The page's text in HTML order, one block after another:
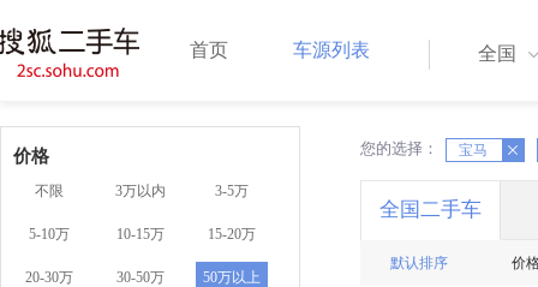
首页 车源列表 全国
价格
不限 3万以内 3-5万
5-10万 10-15万 15-20万
20-30万 30-50万 50万以上
您的选择： 宝马
X X
全国二手车
默认排序 价